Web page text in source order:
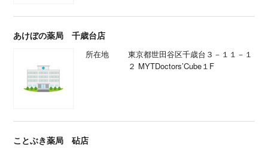
あけぼの薬局 千歳台店
所在地
東京都世田谷区千歳台３－１１－１
２ MYTDoctors’Cube１F
ことぶき薬局 砧店